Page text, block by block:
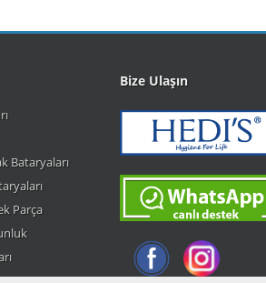
Bataryaları
Parça
Bize Ulaşın